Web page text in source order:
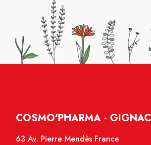
COSMO'PHARMA - GIGNAC
63 Av. Pierre Mendès France